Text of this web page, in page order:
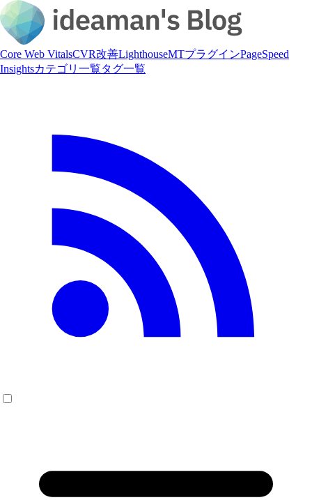
Core Web VitalsCVR改善LighthouseMTプラグインPageSpeed
Insightsカテゴリ一覧タグ一覧